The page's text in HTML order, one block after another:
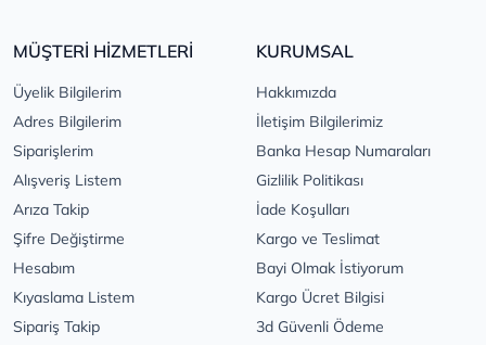
MÜŞTERİ HİZMETLERİ
Üyelik Bilgilerim
Adres Bilgilerim
Siparişlerim
Alışveriş Listem
Arıza Takip
Şifre Değiştirme
Hesabım
Kıyaslama Listem
Sipariş Takip
KURUMSAL
Hakkımızda
İletişim Bilgilerimiz
Banka Hesap Numaraları
Gizlilik Politikası
İade Koşulları
Kargo ve Teslimat
Bayi Olmak İstiyorum
Kargo Ücret Bilgisi
3d Güvenli Ödeme